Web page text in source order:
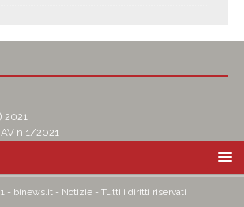
2021
n.1/2021
- binews.it - Notizie - Tutti i diritti riservati